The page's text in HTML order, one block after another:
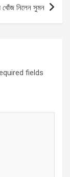
খোঁজ নিলেন সুমন
fields